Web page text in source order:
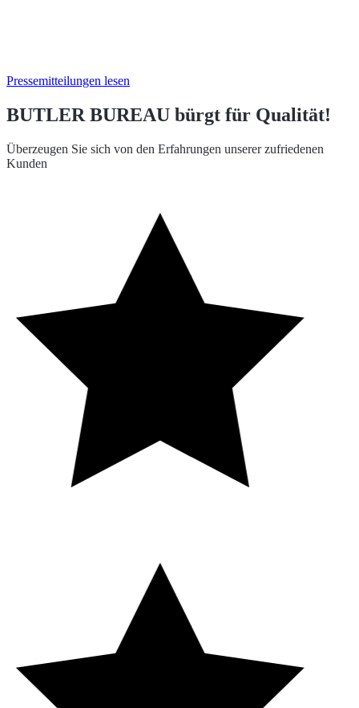
Pressemitteilungen lesen
BUTLER BUREAU bürgt für Qualität!
Überzeugen Sie sich von den Erfahrungen unserer zufriedenen
Kunden